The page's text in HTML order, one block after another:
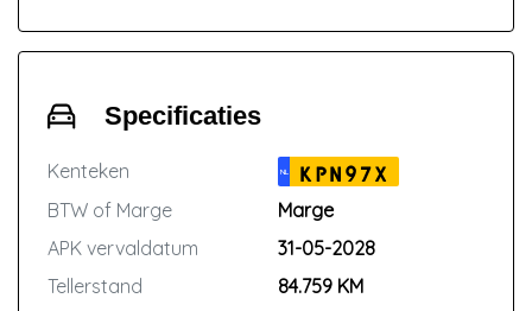
(Geldig voor voertuigen tot 12 jaar of
Specificaties
Kenteken NL
KPN97X
BTW of Marge
Marge
APK vervaldatum
31-05-2028
Tellerstand
84.759 KM